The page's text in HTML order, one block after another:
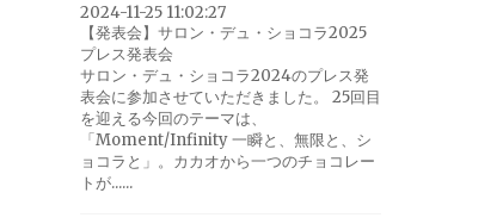
2024-11-25 11:02:27
【発表会】サロン・デュ・ショコラ2025
プレス発表会
サロン・デュ・ショコラ2024のプレス発
表会に参加させていただきました。 25回目
を迎える今回のテーマは、
「Moment/Infinity 一瞬と、無限と、シ
ョコラと」。カカオから一つのチョコレー
トが......